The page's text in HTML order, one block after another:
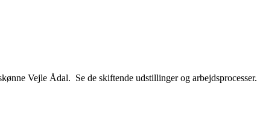
Vejle Ådal. Se de skiftende udstillinger og arbejdsprocesser.